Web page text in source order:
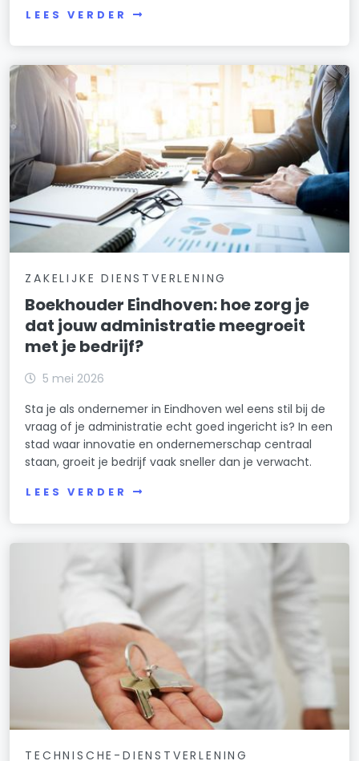
LEES VERDER
ZAKELIJKE DIENSTVERLENING
Boekhouder Eindhoven: hoe zorg je
dat jouw administratie meegroeit
met je bedrijf?
5 mei 2026
Sta je als ondernemer in Eindhoven wel eens stil bij de
vraag of je administratie echt goed ingericht is? In een
stad waar innovatie en ondernemerschap centraal
staan, groeit je bedrijf vaak sneller dan je verwacht.
LEES VERDER
TECHNISCHE-DIENSTVERLENING